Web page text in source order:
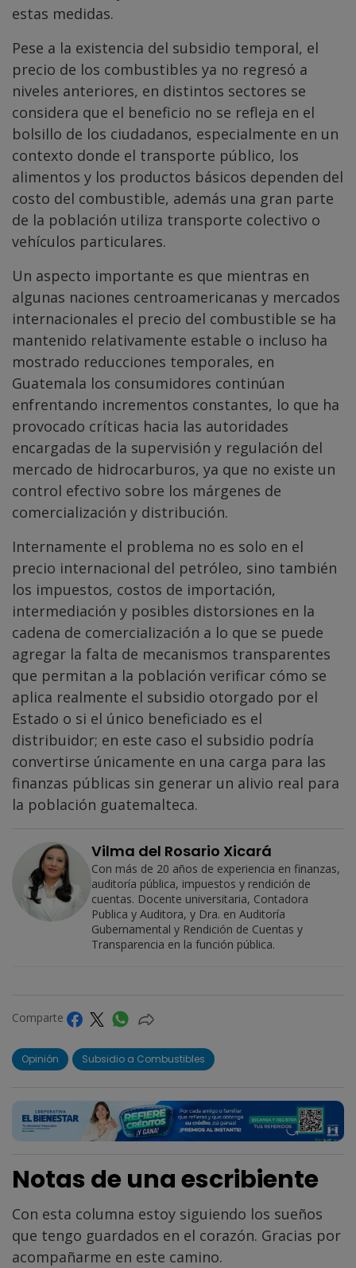
estas medidas.
Pese a la existencia del subsidio temporal, el
precio de los combustibles ya no regresó a
niveles anteriores, en distintos sectores se
considera que el beneficio no se refleja en el
bolsillo de los ciudadanos, especialmente en un
contexto donde el transporte público, los
alimentos y los productos básicos dependen del
costo del combustible, además una gran parte
de la población utiliza transporte colectivo o
vehículos particulares.
Un aspecto importante es que mientras en
algunas naciones centroamericanas y mercados
internacionales el precio del combustible se ha
mantenido relativamente estable o incluso ha
mostrado reducciones temporales, en
Guatemala los consumidores continúan
enfrentando incrementos constantes, lo que ha
provocado críticas hacia las autoridades
encargadas de la supervisión y regulación del
mercado de hidrocarburos, ya que no existe un
control efectivo sobre los márgenes de
comercialización y distribución.
Internamente el problema no es solo en el
precio internacional del petróleo, sino también
los impuestos, costos de importación,
intermediación y posibles distorsiones en la
cadena de comercialización a lo que se puede
agregar la falta de mecanismos transparentes
que permitan a la población verificar cómo se
aplica realmente el subsidio otorgado por el
Estado o si el único beneficiado es el
distribuidor; en este caso el subsidio podría
convertirse únicamente en una carga para las
finanzas públicas sin generar un alivio real para
la población guatemalteca.
Vilma del Rosario Xicará
Con más de 20 años de experiencia en finanzas,
auditoría pública, impuestos y rendición de
cuentas. Docente universitaria, Contadora
Publica y Auditora, y Dra. en Auditoría
Gubernamental y Rendición de Cuentas y
Transparencia en la función pública.
Comparte
Opinión Subsidio a Combustibles
Notas de una escribiente
Con esta columna estoy siguiendo los sueños
que tengo guardados en el corazón. Gracias por
acompañarme en este camino.